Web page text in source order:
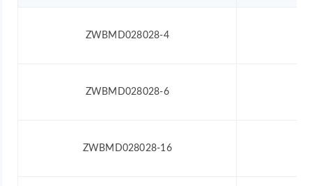
ZWBMD028028-4
ZWBMD028028-6
ZWBMD028028-16